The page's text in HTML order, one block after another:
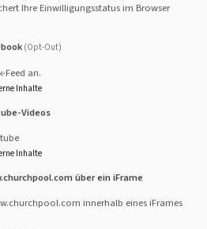
oben).und wählen Sie das Bild
aus.
mehr angezeigt haben
Zeile, in der der Pfad zum Logo
löschen.
Logo, Header und
zueinander verhalten. Dies
wenn Ihr Logo einen
Ihre Einwilligungsstatus im Browser
(Opt-Out)
Feed an.
Inhalte
Videos
Inhalte
über ein iFrame
innerhalb eines iFrames